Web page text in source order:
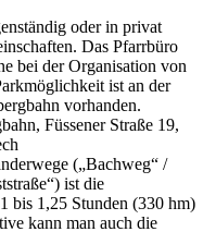
oder in privat
Das Pfarrbüro
bei der Organisation von
ist an der
vorhanden.
Füssener Straße 19,
(„Bachweg“ /
ist die
bis 1,25 Stunden (330 hm)
kann man auch die